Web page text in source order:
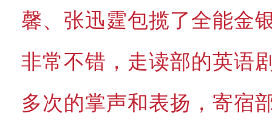
馨、张迅霆包揽了全能金
非常不错，走读部的英语
多次的掌声和表扬，寄宿